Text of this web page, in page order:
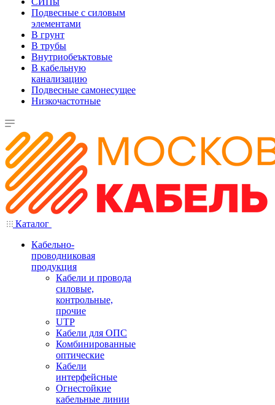
Подвесные с силовым
элементами
В грунт
В трубы
Внутриобеъктовые
В кабельную
канализацию
Подвесные самонесущее
Низкочастотные
Каталог
Кабельно-
проводниковая
продукция
Кабели и провода
силовые,
контрольные,
прочие
UTP
Кабели для ОПС
Комбинированные
оптические
Кабели
интерфейсные
Огнестойкие
кабельные линии